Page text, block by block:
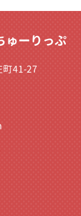
ゅーりっぷ
町41-27